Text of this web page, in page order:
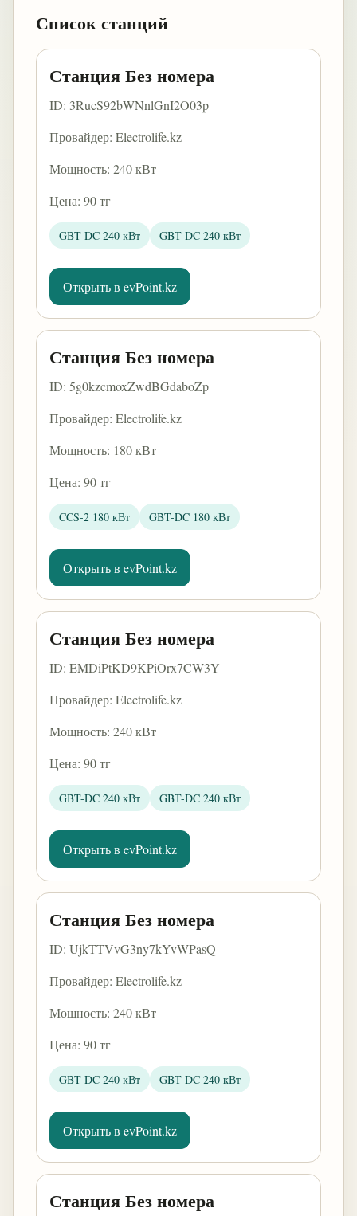
Список станций
Станция Без номера
ID: 3RucS92bWNnlGnI2O03p
Провайдер: Electrolife.kz
Мощность: 240 кВт
Цена: 90 тг
GBT-DC 240 кВт GBT-DC 240 кВт
Открыть в evPoint.kz
Станция Без номера
ID: 5g0kzcmoxZwdBGdaboZp
Провайдер: Electrolife.kz
Мощность: 180 кВт
Цена: 90 тг
CCS-2 180 кВт GBT-DC 180 кВт
Открыть в evPoint.kz
Станция Без номера
ID: EMDiPtKD9KPiOrx7CW3Y
Провайдер: Electrolife.kz
Мощность: 240 кВт
Цена: 90 тг
GBT-DC 240 кВт GBT-DC 240 кВт
Открыть в evPoint.kz
Станция Без номера
ID: UjkTTVvG3ny7kYvWPasQ
Провайдер: Electrolife.kz
Мощность: 240 кВт
Цена: 90 тг
GBT-DC 240 кВт GBT-DC 240 кВт
Открыть в evPoint.kz
Станция Без номера